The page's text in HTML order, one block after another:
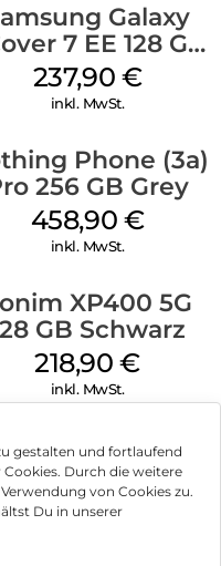
gestalten und fortlaufend
Durch die weitere
von Cookies zu.
Du in unserer
Galaxy
7 EE 128 GB
Black
237,90 €
inkl. MwSt.
Phone (3a)
256 GB Grey
458,90 €
inkl. MwSt.
XP400 5G
GB Schwarz
218,90€
inkl. MwSt.